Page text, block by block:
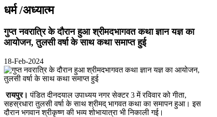
धर्म /अध्यात्म
गुप्त नवरात्रि के दौरान हुआ श्रीमदभागवत कथा ज्ञान यज्ञ का
आयोजन, तुलसी वर्षा के साथ कथा समाप्त हुई
18-Feb-2024
रायपुर।पंडित दीनदयाल उपाध्यय नगर सेक्टर 3 में रविवार को गीता,
सहस्रधारा तुलसी वर्षा के साथ श्रीमद् भागवत कथा का समापन हुआ। इस
दौरान भगवान श्रीकृष्ण की भव्य शोभायात्रा भी निकाली गई।